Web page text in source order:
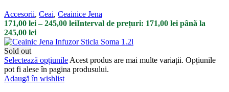
Accesorii, Ceai, Ceainice Jena
171,00 lei – 245,00 leiInterval de prețuri: 171,00 lei până la
245,00 lei
Sold out
Selectează opțiunile Acest produs are mai multe variații. Opțiunile
pot fi alese în pagina produsului.
Adaugă în wishlist